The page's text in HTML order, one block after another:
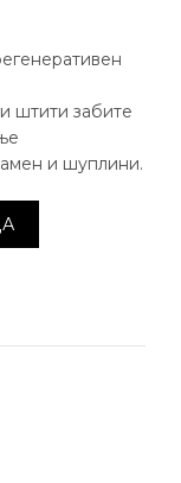
штити забите
и шуплини.
сол количина